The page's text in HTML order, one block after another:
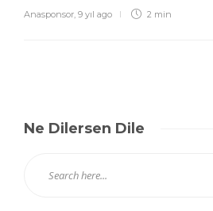
Anasponsor, 9 yıl ago 2 min
Ne Dilersen Dile